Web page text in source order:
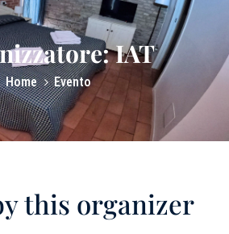
IAT
Home Evento
this organizer